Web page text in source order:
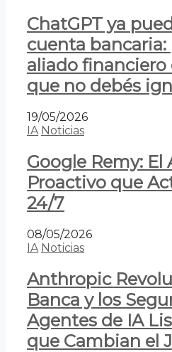
ChatGPT ya
cuenta bancaria:
aliado financiero
que no debés
19/05/2026
IA Noticias
Google Remy: El
Proactivo que
24/7
08/05/2026
IA Noticias
Anthropic
Banca y los
Agentes de IA
que Cambian el